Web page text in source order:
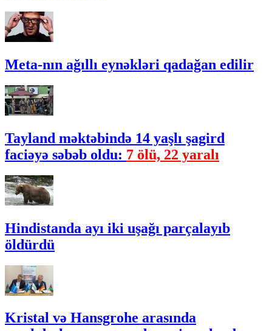
Meta-nın ağıllı eynəkləri qadağan edilir
Tayland məktəbində 14 yaşlı şagird
faciəyə səbəb oldu: 7 ölü, 22 yaralı
Hindistanda ayı iki uşağı parçalayıb
öldürdü
Kristal və Hansgrohe arasında